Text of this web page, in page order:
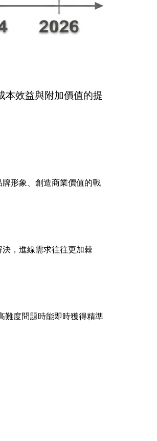
本效益與附加價值的提
形象、創造商業價值的戰
，進線需求往往更加棘
難度問題時能即時獲得精準